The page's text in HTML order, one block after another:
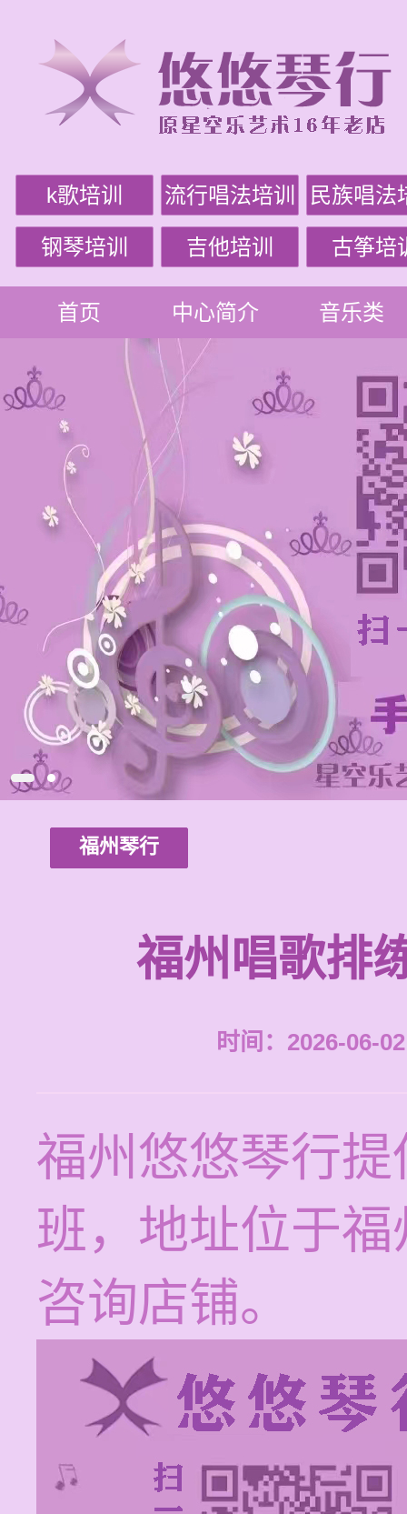
k歌培训 流行唱法培训 民族唱法
钢琴培训 吉他培训 古筝培
首页 中心简介 音乐类
福州琴行
福州唱歌排
时间：2026-06-
福州悠悠琴行
班，地址位于
咨询店铺。